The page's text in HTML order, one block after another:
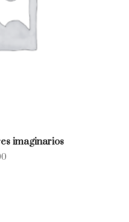
imaginarios